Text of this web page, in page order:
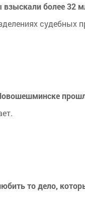
взыскали более 32
судебных
то дело,